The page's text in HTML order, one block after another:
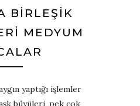
BIRLEŞIK
MEDYUM
yaptığı işlemler
büyüleri, pek çok